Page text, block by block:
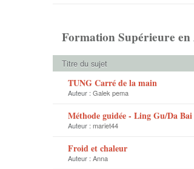
Formation Supérieure
Titre du sujet
TUNG Carré de la main
Auteur : Galek pema
Méthode guidée - Ling Gu/Da
Auteur : mariet44
Froid et chaleur
Auteur : Anna